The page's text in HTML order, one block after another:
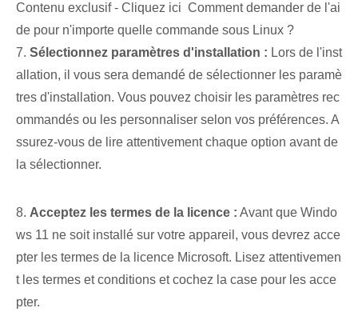
Contenu exclusif - Cliquez ici Comment demander de l'ai
de pour n'importe quelle commande sous Linux ?
7. Sélectionnez ‌paramètres d'installation : Lors de l'inst
allation, il vous sera demandé de sélectionner les paramè
tres d'installation. Vous pouvez choisir les paramètres rec
ommandés ou les personnaliser selon vos préférences. ⁤A
ssurez-vous de lire attentivement chaque option avant de
la ⁣sélectionner.
8. Acceptez les termes de la licence : Avant que Windo
ws 11 ne soit installé sur votre appareil, vous devrez acce
pter les termes de la licence Microsoft. Lisez attentivemen
t les termes et conditions et cochez la case pour les acce
pter.